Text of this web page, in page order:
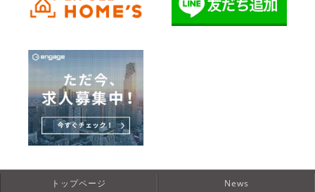
トップページ News